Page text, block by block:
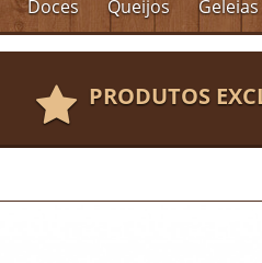
Doces Queijos
PRODUTOS